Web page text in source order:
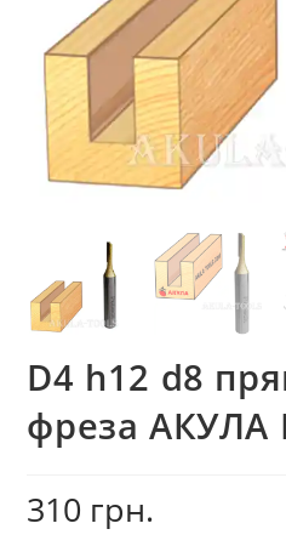
D4 h12 d8
фреза AКУЛА
310 грн.